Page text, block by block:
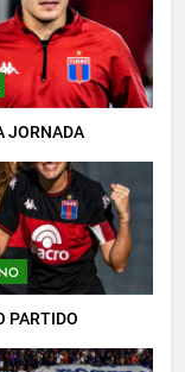
JORNADA
PARTIDO